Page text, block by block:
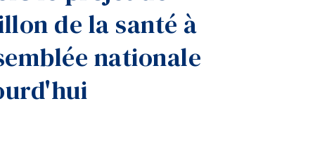
de la santé à
nationale
Qui vous êtes
Futurs étudiants
Étudiants actuels
Corps enseignant et personnel administratif